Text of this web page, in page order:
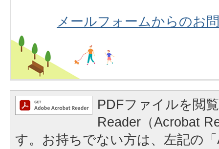
メールフォームからのお
PDFファイルを閲
Reader（Acrobat
す。お持ちでない方は、左記の